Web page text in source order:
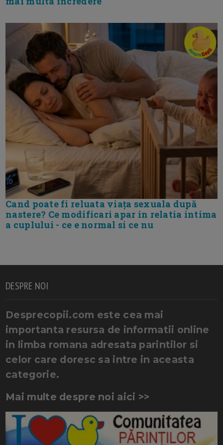
Cand poate fi reluata viața sexuala după
nastere? Ce modificari apar in relatia intima
a cuplului - ce e normal si ce nu
DESPRE NOI
Desprecopii.com este cea mai
importanta resursa de informatii online
in limba romana adresata parintilor si
celor care doresc sa intre in aceasta
categorie.
Mai multe despre noi aici >>